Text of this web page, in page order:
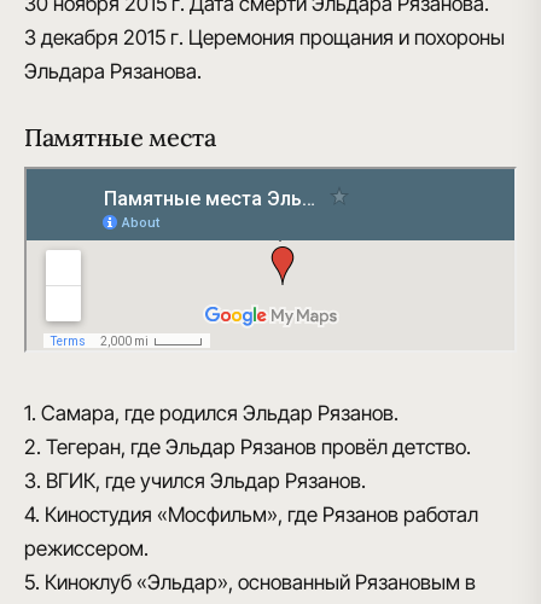
3 декабря 2015 г. Церемония прощания и похороны
Эльдара Рязанова.
Памятные места
1. Самара, где родился Эльдар Рязанов.
2. Тегеран, где Эльдар Рязанов провёл детство.
3. ВГИК, где учился Эльдар Рязанов.
4. Киностудия «Мосфильм», где Рязанов работал
режиссером.
5. Киноклуб «Эльдар», основанный Рязановым в